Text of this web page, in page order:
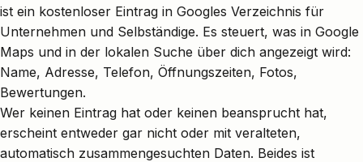
ist ein kostenloser Eintrag in Googles Verzeichnis für
Unternehmen und Selbständige. Es steuert, was in Google
Maps und in der lokalen Suche über dich angezeigt wird:
Name, Adresse, Telefon, Öffnungszeiten, Fotos,
Bewertungen.
Wer keinen Eintrag hat oder keinen beansprucht hat,
erscheint entweder gar nicht oder mit veralteten,
automatisch zusammengesuchten Daten. Beides ist